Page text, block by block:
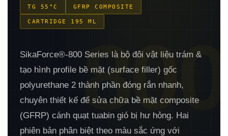
800
TG 55°C GFRP COMPOSITE
CARTRIDGE 195 ML
SikaForce®-800 Series là bộ đôi vật liệu trám &
tạo hình profile bề mặt (surface filler) gốc
polyurethane 2 thành phần đóng rắn nhanh,
chuyên thiết kế để sửa chữa bề mặt composite
(GFRP) cánh quạt tuabin gió bị hư hỏng. Hai
phiên bản phân biệt theo màu sắc ứng với